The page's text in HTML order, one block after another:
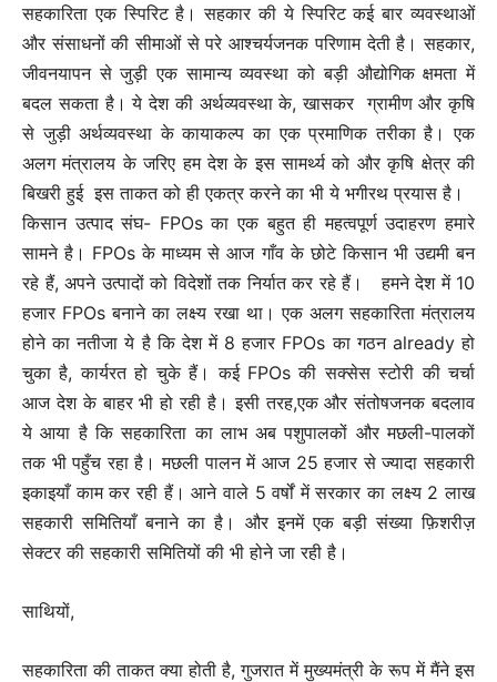
सहकारिता एक स्पिरिट है। सहकार की ये स्पिरिट कई बार व्यवस्थाओं
और संसाधनों की सीमाओं से परे आश्चर्यजनक परिणाम देती है। सहकार,
जीवनयापन से जुड़ी एक सामान्य व्यवस्था को बड़ी औद्योगिक क्षमता में
बदल सकता है। ये देश की अर्थव्यवस्था के, खासकर ग्रामीण और कृषि
से जुड़ी अर्थव्यवस्था के कायाकल्प का एक प्रमाणिक तरीका है। एक
अलग मंत्रालय के जरिए हम देश के इस सामर्थ्य को और कृषि क्षेत्र की
बिखरी हुई इस ताकत को ही एकत्र करने का भी ये भगीरथ प्रयास है।
किसान उत्पाद संघ- FPOs का एक बहुत ही महत्वपूर्ण उदाहरण हमारे
सामने है। FPOs के माध्यम से आज गाँव के छोटे किसान भी उद्यमी बन
रहे हैं, अपने उत्पादों को विदेशों तक निर्यात कर रहे हैं। हमने देश में 10
हजार FPOs बनाने का लक्ष्य रखा था। एक अलग सहकारिता मंत्रालय
होने का नतीजा ये है कि देश में 8 हजार FPOs का गठन already हो
चुका है, कार्यरत हो चुके हैं। कई FPOs की सक्सेस स्टोरी की चर्चा
आज देश के बाहर भी हो रही है। इसी तरह,एक और संतोषजनक बदलाव
ये आया है कि सहकारिता का लाभ अब पशुपालकों और मछली-पालकों
तक भी पहुँच रहा है। मछली पालन में आज 25 हजार से ज्यादा सहकारी
इकाइयाँ काम कर रही हैं। आने वाले 5 वर्षों में सरकार का लक्ष्य 2 लाख
सहकारी समितियाँ बनाने का है। और इनमें एक बड़ी संख्या फ़िशरीज़
सेक्टर की सहकारी समितियों की भी होने जा रही है।
साथियों,
सहकारिता की ताकत क्या होती है, गुजरात में मुख्यमंत्री के रूप में मैंने इस